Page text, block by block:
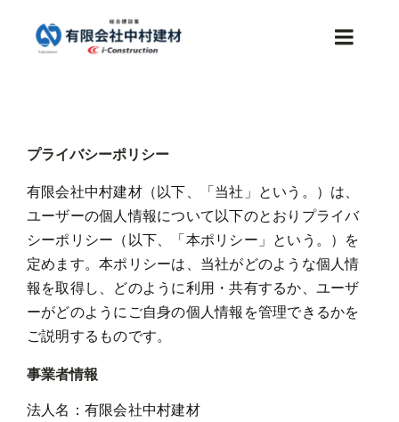
content
Toggle
施工事例
会社案内
プライバシーポリシー
有限会社中村建材（以下、「当社」という。）は、
ユーザーの個人情報について以下のとおりプライバ
シーポリシー（以下、「本ポリシー」という。）を
定めます。本ポリシーは、当社がどのような個人情
報を取得し、どのように利用・共有するか、ユーザ
ーがどのようにご自身の個人情報を管理できるかを
ご説明するものです。
事業者情報
法人名：有限会社中村建材